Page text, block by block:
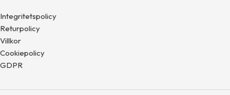
Integritetspolicy
Returpolicy
Villkor
Cookiepolicy
GDPR